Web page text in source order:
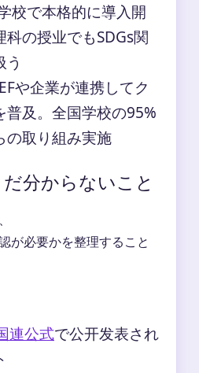
校で本格的に導入開
科の授业でもSDGs関
う
や企業が連携してク
普及。全国学校の95%
の取り組み実施
分からないこと
が必要かを整理すること
連公式で公开发表され